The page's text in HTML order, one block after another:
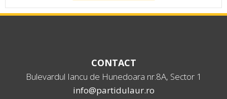
CONTACT
Bulevardul Iancu de Hunedoara nr.8A, Sector 1
info@partidulaur.ro